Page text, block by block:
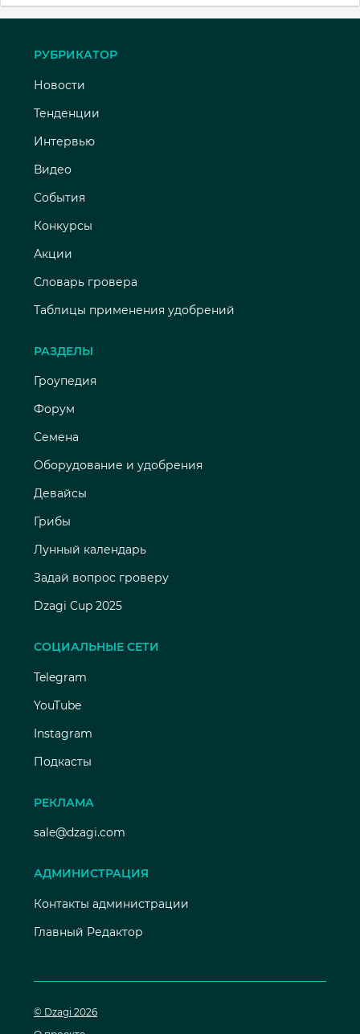
РУБРИКАТОР
Новости
Тенденции
Интервью
Видео
События
Конкурсы
Акции
Словарь гровера
Таблицы применения удобрений
РАЗДЕЛЫ
Гроупедия
Форум
Семена
Оборудование и удобрения
Девайсы
Грибы
Лунный календарь
Задай вопрос гроверу
Dzagi Cup 2025
СОЦИАЛЬНЫЕ СЕТИ
Telegram
YouTube
Instagram
Подкасты
РЕКЛАМА
sale@dzagi.com
АДМИНИСТРАЦИЯ
Контакты администрации
Главный Редактор
© Dzagi 2026